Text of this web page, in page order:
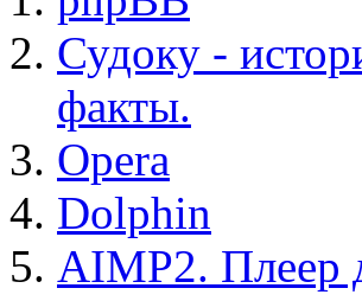
Судоку -
факты.
Opera
Dolphin
AIMP2. Плеер